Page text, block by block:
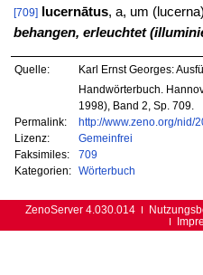
[709] lucernātus, a, um
behangen, erleuchtet
Quelle:
Karl Ernst Georges:
Handwörterbuch.
1998), Band 2, Sp. 709.
Permalink:
http://www.zeno.org/nid/
Lizenz:
Gemeinfrei
Faksimiles:
709
Kategorien:
Wörterbuch
ZenoServer 4.030.014